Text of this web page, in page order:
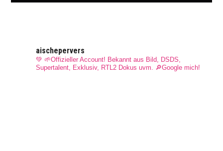
aischepervers
💚 🌱Offizieller Account! Bekannt aus Bild, DSDS,
Supertalent, Exklusiv, RTL2 Dokus uvm.
🔎Google mich!